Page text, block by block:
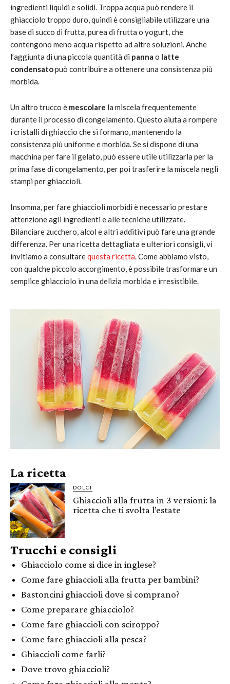
ingredienti liquidi e solidi. Troppa acqua può rendere il
ghiacciolo troppo duro, quindi è consigliabile utilizzare una
base di succo di frutta, purea di frutta o yogurt, che
contengono meno acqua rispetto ad altre soluzioni. Anche
l’aggiunta di una piccola quantità di panna o latte
condensatopuò contribuire a ottenere una consistenza più
morbida.
Un altro trucco è mescolare la miscela frequentemente
durante il processo di congelamento. Questo aiuta a rompere
i cristalli di ghiaccio che si formano, mantenendo la
consistenza più uniforme e morbida. Se si dispone di una
macchina per fare il gelato, può essere utile utilizzarla per la
prima fase di congelamento, per poi trasferire la miscela negli
stampi per ghiaccioli.
Insomma, per fare ghiaccioli morbidi è necessario prestare
attenzione agli ingredienti e alle tecniche utilizzate.
Bilanciare zucchero, alcol e altri additivi può fare una grande
differenza. Per una ricetta dettagliata e ulteriori consigli, vi
invitiamo a consultarequesta ricetta. Come abbiamo visto,
con qualche piccolo accorgimento, è possibile trasformare un
semplice ghiacciolo in una delizia morbida e irresistibile.
La ricetta
DOLCI
Ghiaccioli alla frutta in 3 versioni: la
ricetta che ti svolta l’estate
Trucchi e consigli
Ghiacciolo come si dice in inglese?
Come fare ghiaccioli alla frutta per bambini?
Bastoncini ghiaccioli dove si comprano?
Come preparare ghiacciolo?
Come fare ghiaccioli con sciroppo?
Come fare ghiaccioli alla pesca?
Ghiaccioli come farli?
Dove trovo ghiaccioli?